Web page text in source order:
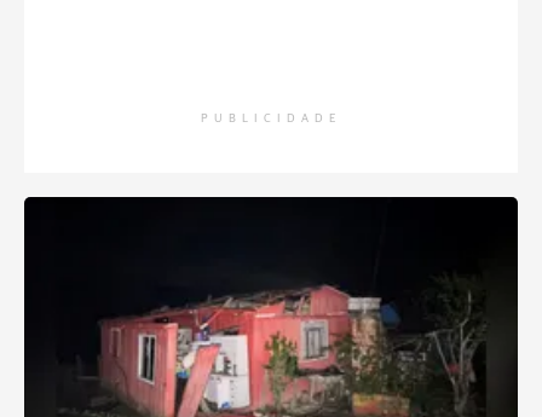
PUBLICIDADE